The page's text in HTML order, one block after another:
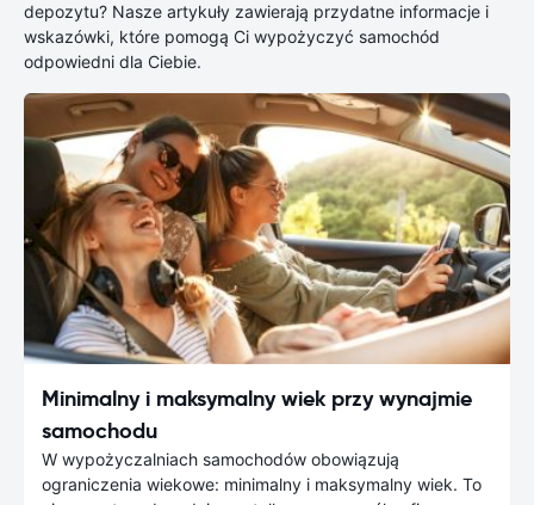
depozytu? Nasze artykuły zawierają przydatne informacje i
wskazówki, które pomogą Ci wypożyczyć samochód
odpowiedni dla Ciebie.
Minimalny i maksymalny wiek przy wynajmie
samochodu
W wypożyczalniach samochodów obowiązują
ograniczenia wiekowe: minimalny i maksymalny wiek. To